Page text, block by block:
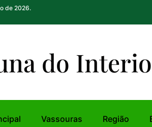
de 2026.
do Inte
Vassouras Região